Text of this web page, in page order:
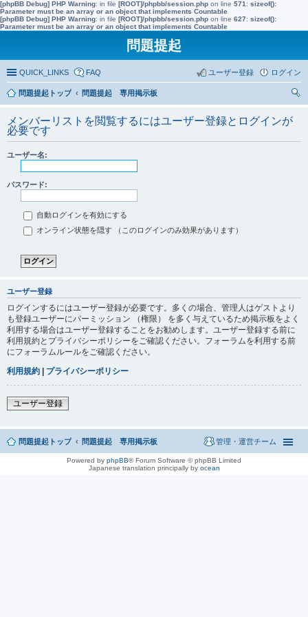
[phpBB Debug] PHP Warning: in file [ROOT]/phpbb/session.php on line 571 : sizeof():
Parameter must be an array or an object that implements Countable
[phpBB Debug] PHP Warning: in file [ROOT]/phpbb/session.php on line 627: sizeof():
Parameter must be an array or an object that implements Countable
問題提起
QUICK_LINKS FAQ ログイン
ユーザー登録
問題提起トップ
問題提起 専用掲示板
メンバーリストを閲覧するにはユーザー登録とログインが
必要です
ユーザー名:
パスワード:
自動ログインを有効にする
オンライン状態を隠す （このログインのみ効果があります）
ユーザー登録
ログインするにはユーザー登録が必要です。多くの場合、管理人はゲストより
も登録ユーザーにパーミッション （権限） を多く与えているため掲示板をよく
利用する場合はユーザー登録することをお勧めします。ユーザー登録する前に
利用規約とプライバシーポリシーをご確認ください。フォーラムを利用する前
にフォーラムルールをご確認ください。
利用規約 | プライバシーポリシー
ユーザー登録
問題提起トップ 問題提起 専用掲示板 管理・運営チーム
Powered by phpBB® Forum Software © phpBB Limited
Japanese translation principally by ocean